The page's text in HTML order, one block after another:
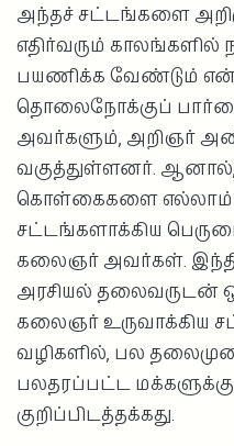
அந்தச் சட்டங்களை
எதிர்வரும் காலங்களில்
பயணிக்க வேண்டும்
தொலைநோக்குப்
அவர்களும், அறிஞர்
வகுத்துள்ளனர்.
கொள்கைகளை எல்லாம்
சட்டங்களாக்கிய
கலைஞர் அவர்கள்.
அரசியல் தலைவருடன்
கலைஞர் உருவாக்கிய
வழிகளில், பல
பலதரப்பட்ட
குறிப்பிடத்தக்கது.